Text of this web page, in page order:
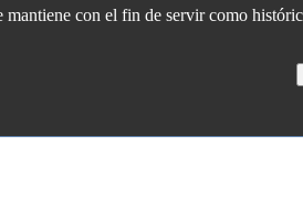
mantiene con el fin de servir como